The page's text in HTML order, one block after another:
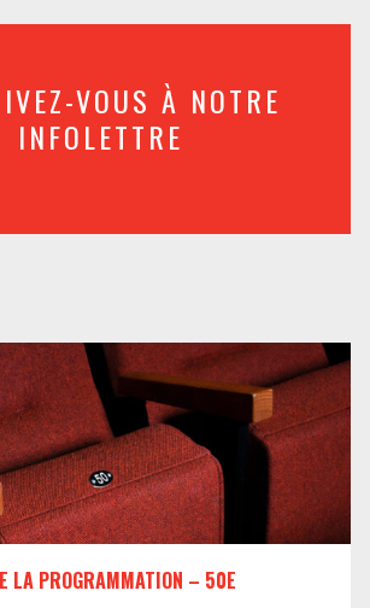
VOUS À NOTRE
INFOLETTRE
LA PROGRAMMATION – 50E